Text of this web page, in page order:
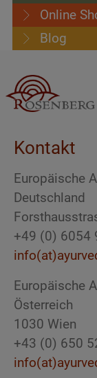
Online
Blog
Kontakt
Europäische
Deutschland
+49 (0) 6054
Europäische
Österreich
1030 Wien
+43 (0) 650